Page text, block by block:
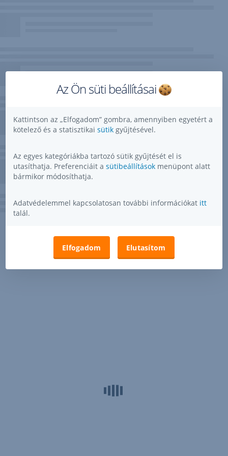
Az Ön süti beállításai
Kattintson az „Elfogadom” gombra, amennyiben egyetért a
kötelező és a statisztikai sütik gyűjtésével.
Az egyes kategóriákba tartozó sütik gyűjtését el is
utasíthatja. Preferenciáit a sütibeállítások menüpont alatt
bármikor módosíthatja.
Adatvédelemmel kapcsolatosan további információkat itt
talál.
Elfogadom Elutasítom